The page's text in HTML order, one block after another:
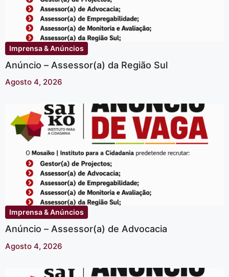
Imprensa & Anúncios
Anúncio – Assessor(a) da Região Sul
Agosto 4, 2026
Imprensa & Anúncios
Anúncio – Assessor(a) de Advocacia
Agosto 4, 2026